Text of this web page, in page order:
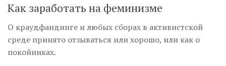
Belles lettres
Агітатор
Музика революції
Как заработать на феминизме
О краудфандинге и любых сборах в активистской
среде принято отзываться или хорошо, или как о
покойниках.